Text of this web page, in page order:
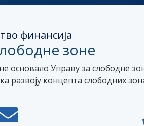
финансија
зоне
основало Управу за слободне
развоју концепта слободних